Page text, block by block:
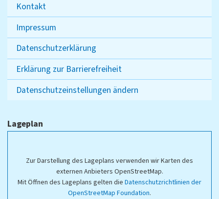
Kontakt
Impressum
Datenschutzerklärung
Erklärung zur Barrierefreiheit
Datenschutzeinstellungen ändern
Lageplan
Zur Darstellung des Lageplans verwenden wir Karten des
externen Anbieters OpenStreetMap.
Mit Öffnen des Lageplans gelten die Datenschutzrichtlinien der
OpenStreetMap Foundation.